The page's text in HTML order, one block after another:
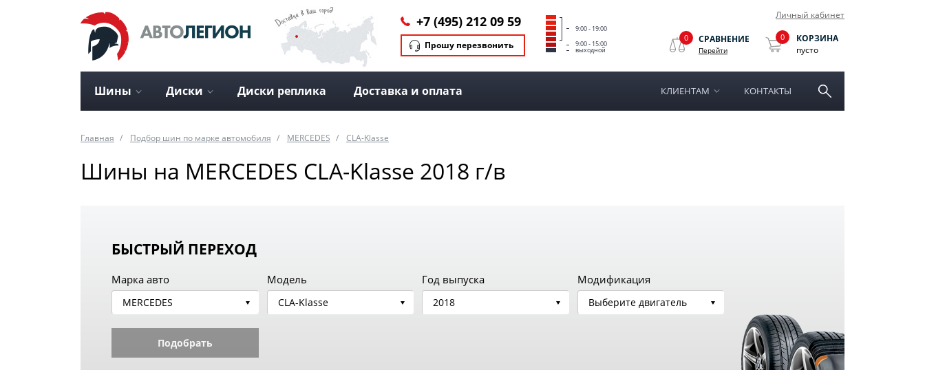
Личный кабинет
+7 (495) 212 09 59
Прошу перезвонить
9:00 - 19:00
9:00 - 15:00
выходной
0 СРАВНЕНИЕ
Перейти
0
КОРЗИНА
пусто
Шины Диски Диски реплика Доставка и оплата КЛИЕНТАМ КОНТАКТЫ
Главная Подбор шин по марке автомобиля MERCEDES CLA-Klasse
Шины на MERCEDES CLA-Klasse 2018 г/в
БЫСТРЫЙ ПЕРЕХОД
Марка авто
MERCEDES
Модель
CLA-Klasse
Год выпуска
2018
Модификация
Выберите двигатель
Подобрать